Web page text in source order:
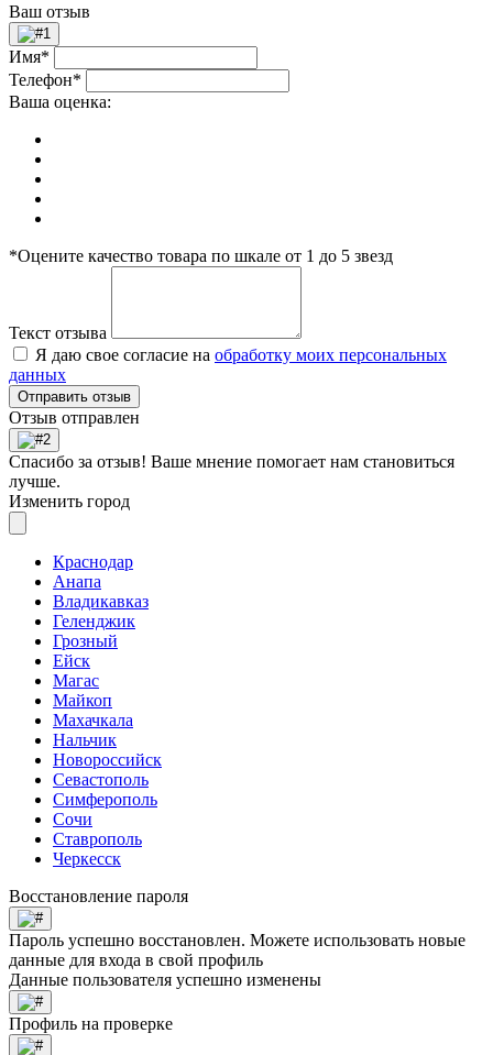
Ваш отзыв
Имя*
Телефон*
Ваша оценка:
*Оцените качество товара по шкале от 1 до 5 звезд
Текст отзыва
Я даю свое согласие на обработку моих персональных
данных
Отправить отзыв
Отзыв отправлен
Спасибо за отзыв! Ваше мнение помогает нам становиться
лучше.
Изменить город
Краснодар
Анапа
Владикавказ
Геленджик
Грозный
Ейск
Магас
Майкоп
Махачкала
Нальчик
Новороссийск
Севастополь
Симферополь
Сочи
Ставрополь
Черкесск
Восстановление пароля
Пароль успешно восстановлен. Можете использовать новые
данные для входа в свой профиль
Данные пользователя успешно изменены
Профиль на проверке